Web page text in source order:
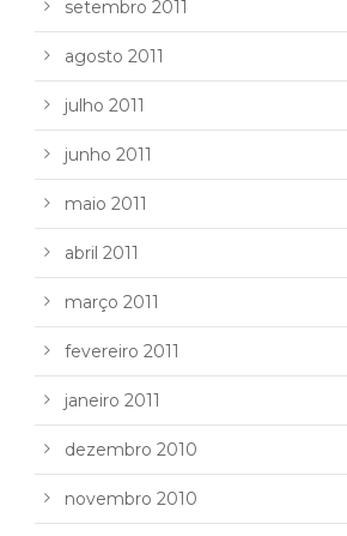
setembro 2011
agosto 2011
julho 2011
junho 2011
maio 2011
abril 2011
março 2011
fevereiro 2011
janeiro 2011
dezembro 2010
novembro 2010